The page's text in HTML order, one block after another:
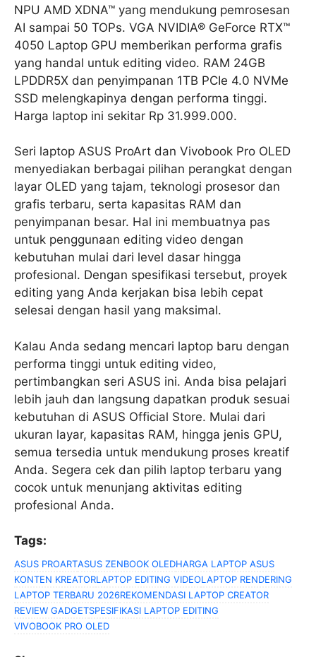
NPU AMD XDNA™ yang mendukung pemrosesan
AI sampai 50 TOPs. VGA NVIDIA® GeForce RTX™
4050 Laptop GPU memberikan performa grafis
yang handal untuk editing video. RAM 24GB
LPDDR5X dan penyimpanan 1TB PCIe 4.0 NVMe
SSD melengkapinya dengan performa tinggi.
Harga laptop ini sekitar Rp 31.999.000.
Seri laptop ASUS ProArt dan Vivobook Pro OLED
menyediakan berbagai pilihan perangkat dengan
layar OLED yang tajam, teknologi prosesor dan
grafis terbaru, serta kapasitas RAM dan
penyimpanan besar. Hal ini membuatnya pas
untuk penggunaan editing video dengan
kebutuhan mulai dari level dasar hingga
profesional. Dengan spesifikasi tersebut, proyek
editing yang Anda kerjakan bisa lebih cepat
selesai dengan hasil yang maksimal.
Kalau Anda sedang mencari laptop baru dengan
performa tinggi untuk editing video,
pertimbangkan seri ASUS ini. Anda bisa pelajari
lebih jauh dan langsung dapatkan produk sesuai
kebutuhan di ASUS Official Store. Mulai dari
ukuran layar, kapasitas RAM, hingga jenis GPU,
semua tersedia untuk mendukung proses kreatif
Anda. Segera cek dan pilih laptop terbaru yang
cocok untuk menunjang aktivitas editing
profesional Anda.
Tags:
ASUS PROARTASUS ZENBOOK OLEDHARGA LAPTOP ASUS
KONTEN KREATORLAPTOP EDITING VIDEOLAPTOP RENDERING
LAPTOP TERBARU 2026REKOMENDASI LAPTOP CREATOR
REVIEW GADGETSPESIFIKASI LAPTOP EDITING
VIVOBOOK PRO OLED